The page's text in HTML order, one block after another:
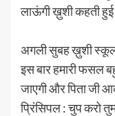
लाऊंगी ख़ुशी कहती हुई
अगली सुबह ख़ुशी स्कूल
इस बार हमारी फसल
जाएगी और पिता जी
प्रिंसिपल : चुप करो